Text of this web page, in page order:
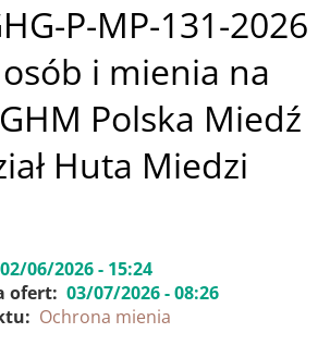
P-MP-131-2026
i mienia na
Polska Miedź
Huta Miedzi
02/06/2026 - 15:24
ofert 03/07/2026 - 08:26
Ochrona mienia